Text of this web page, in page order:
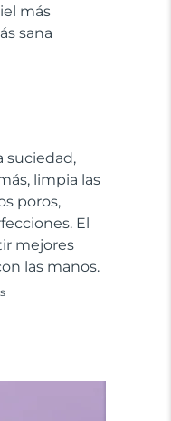
más
sana
suciedad,
limpia las
poros,
El
mejores
las manos.